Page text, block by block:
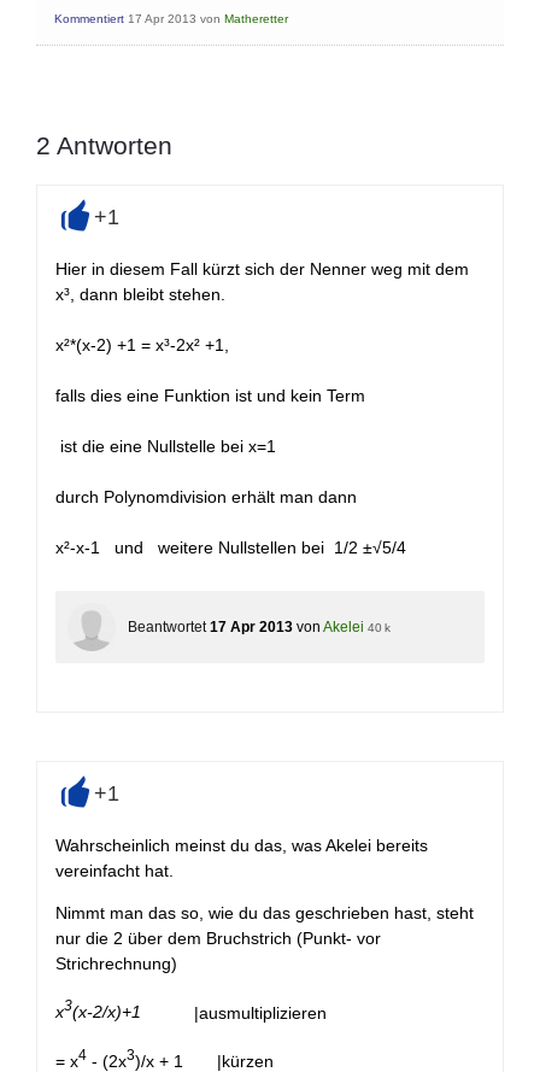
Kommentiert 17 Apr 2013 von Matheretter
2 Antworten
+1
Hier in diesem Fall kürzt sich der Nenner weg mit dem
x³, dann bleibt stehen.
x²*(x-2) +1 = x³-2x² +1,
falls dies eine Funktion ist und kein Term
ist die eine Nullstelle bei x=1
durch Polynomdivision erhält man dann
x²-x-1 und weitere Nullstellen bei 1/2 ±√5/4
Beantwortet 17 Apr 2013 von Akelei 40 k
+1
Wahrscheinlich meinst du das, was Akelei bereits
vereinfacht hat.
Nimmt man das so, wie du das geschrieben hast, steht
nur die 2 über dem Bruchstrich (Punkt- vor
Strichrechnung)
x3(x-2/x)+1 |ausmultiplizieren
= x4 - (2x3)/x + 1 |kürzen